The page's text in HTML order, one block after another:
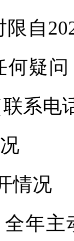
自
何疑
系电
情况
年主